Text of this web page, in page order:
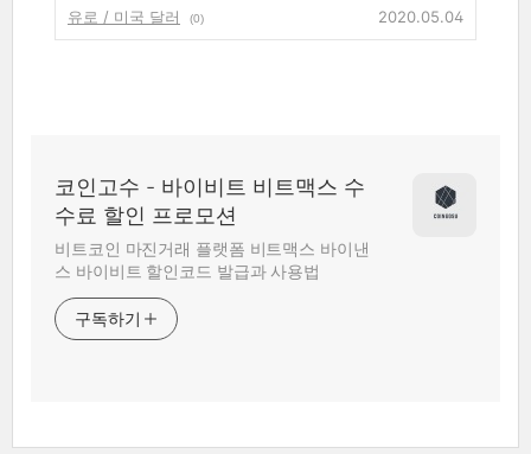
유로 / 미국 달러
(0) 2020.05.04
코인고수 - 바이비트 비트맥스 수
수료 할인 프로모션
비트코인 마진거래 플랫폼 비트맥스 바이낸
스 바이비트 할인코드 발급과 사용법
구독하기